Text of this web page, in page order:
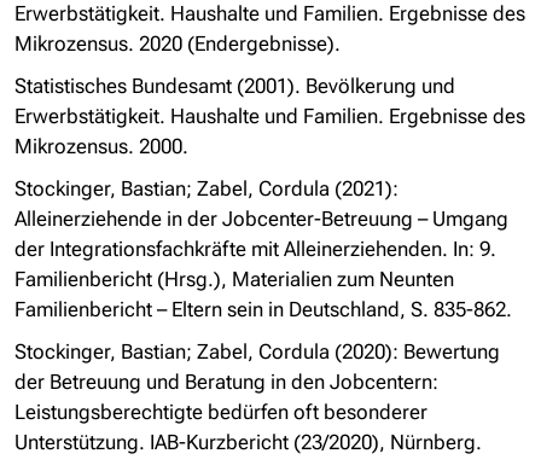
Erwerbstätigkeit. Haushalte und Familien. Ergebnisse des
Mikrozensus. 2020 (Endergebnisse).
Statistisches Bundesamt (2001). Bevölkerung und
Erwerbstätigkeit. Haushalte und Familien. Ergebnisse des
Mikrozensus. 2000.
Stockinger, Bastian; Zabel, Cordula (2021):
Alleinerziehende in der Jobcenter-Betreuung – Umgang
der Integrationsfachkräfte mit Alleinerziehenden. In: 9.
Familienbericht (Hrsg.), Materialien zum Neunten
Familienbericht – Eltern sein in Deutschland, S. 835-862.
Stockinger, Bastian; Zabel, Cordula (2020): Bewertung
der Betreuung und Beratung in den Jobcentern:
Leistungsberechtigte bedürfen oft besonderer
Unterstützung. IAB-Kurzbericht (23/2020), Nürnberg.